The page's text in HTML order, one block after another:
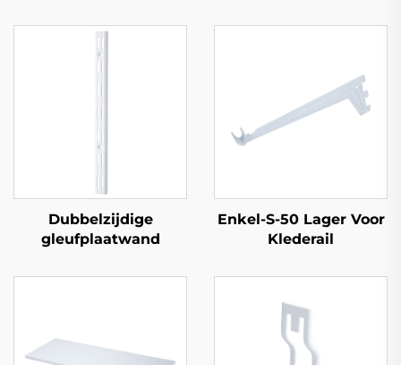
Dubbelzijdige
gleufplaatwand
Enkel-S-50 Lager Voor
Klederail